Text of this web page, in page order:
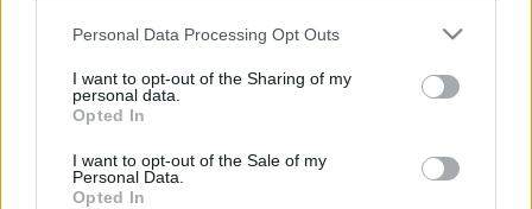
Please note that this website/app uses one or more Google
not limited to your visit or usage behaviour. You may click to
grant or deny consent to Google and its third-party tags to
use your data for below specified purposes in below Google
consent section.
Personal Data Processing Opt Outs
I want to opt-out of the Sharing of my
personal data.
Opted In
I want to opt-out of the Sale of my
Personal Data.
Opted In
Szív- és érrendszeri
betegségek